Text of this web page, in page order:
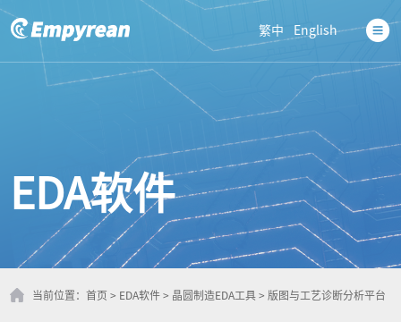
English
繁中
EDA软件
当前位置：首页 > EDA软件 > 晶圆制造EDA工具 > 版图与工艺诊断分析平台